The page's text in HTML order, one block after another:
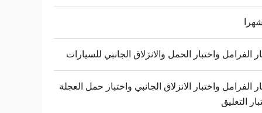
الفرامل واختبار الحمل والانزلاق الجانبي للسيارات
الفرامل واختبار الانزلاق الجانبي واختبار حمل العجلة
التعليق